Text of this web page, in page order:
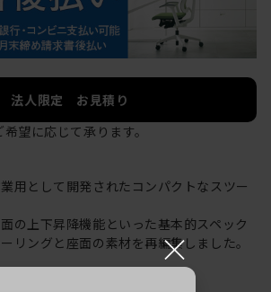
法人限定 お見積り
希望に応じて承ります。
用として開発されたコンパクトなスツー
の上下昇降機能といった基本的スペック
リングと座面の素材を再編集しました。
×